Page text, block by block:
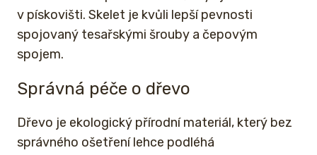
v pískovišti. Skelet je kvůli lepší pevnosti
spojovaný tesařskými šrouby a čepovým
spojem.
Správná péče o dřevo
Dřevo je ekologický přírodní materiál, který bez
správného ošetření lehce podléhá